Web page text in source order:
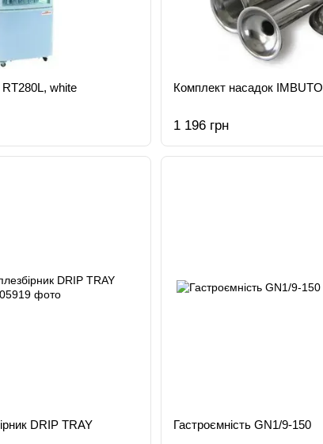
white Комплект насадок IMBUTO
1 196 грн
DRIP TRAY Гастроємність GN1/9-150